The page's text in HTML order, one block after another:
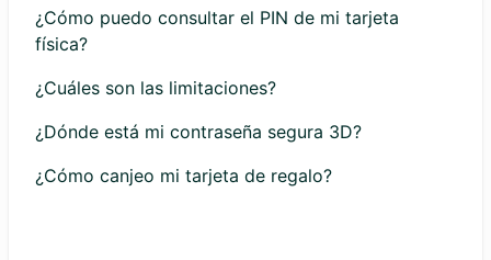
¿Cómo puedo consultar el PIN de mi tarjeta
física?
¿Cuáles son las limitaciones?
¿Dónde está mi contraseña segura 3D?
¿Cómo canjeo mi tarjeta de regalo?